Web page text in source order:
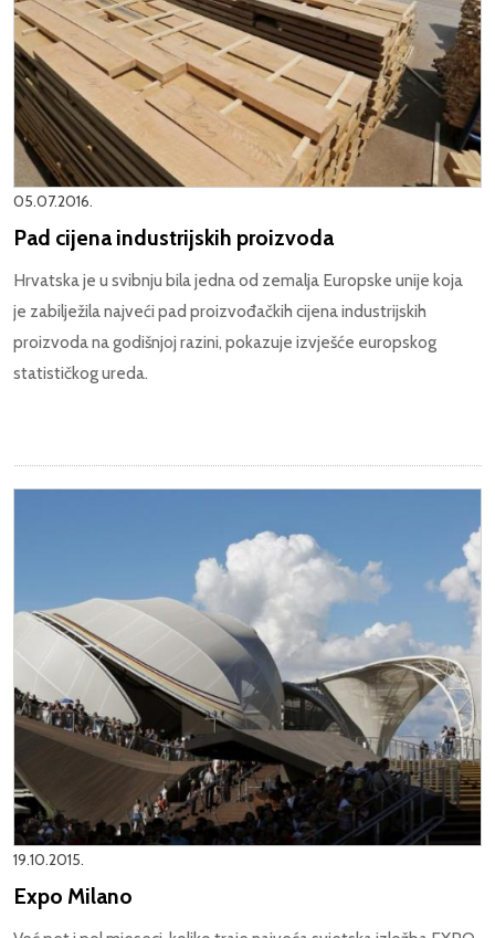
05.07.2016.
Pad cijena industrijskih proizvoda
Hrvatska je u svibnju bila jedna od zemalja Europske unije koja
je zabilježila najveći pad proizvođačkih cijena industrijskih
proizvoda na godišnjoj razini, pokazuje izvješće europskog
statističkog ureda.
19.10.2015.
Expo Milano